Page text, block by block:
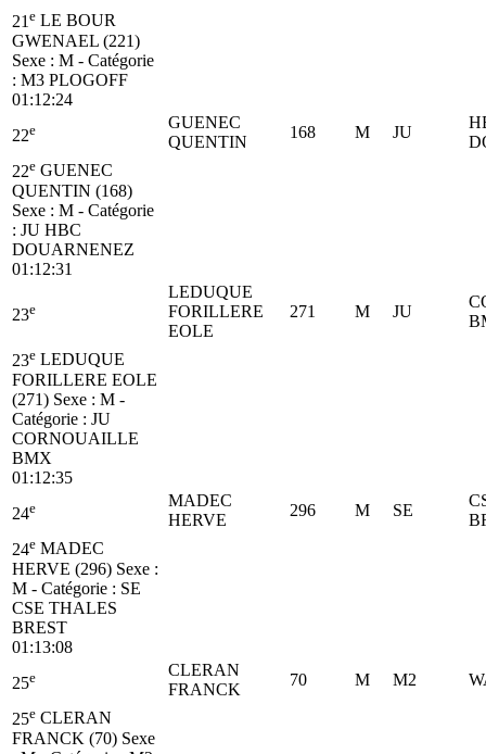
21 e LE BOUR
GWENAEL (221)
Sexe : M - Catégorie
: M3 PLOGOFF
01:12:24
22e
GUENEC
QUENTIN
168 M JU
22e GUENEC
QUENTIN (168)
Sexe : M - Catégorie
: JU HBC
DOUARNENEZ
01:12:31
23e
LEDUQUE
FORILLERE
EOLE
271 M JU
23e LEDUQUE
FORILLERE EOLE
(271) Sexe : M -
Catégorie : JU
CORNOUAILLE
BMX
01:12:35
24e
MADEC
HERVE
296 M SE
24e MADEC
HERVE (296) Sexe :
M - Catégorie : SE
CSE THALES
BREST
01:13:08
25e
CLERAN
FRANCK
70 M M2
25e CLERAN
FRANCK (70) Sexe